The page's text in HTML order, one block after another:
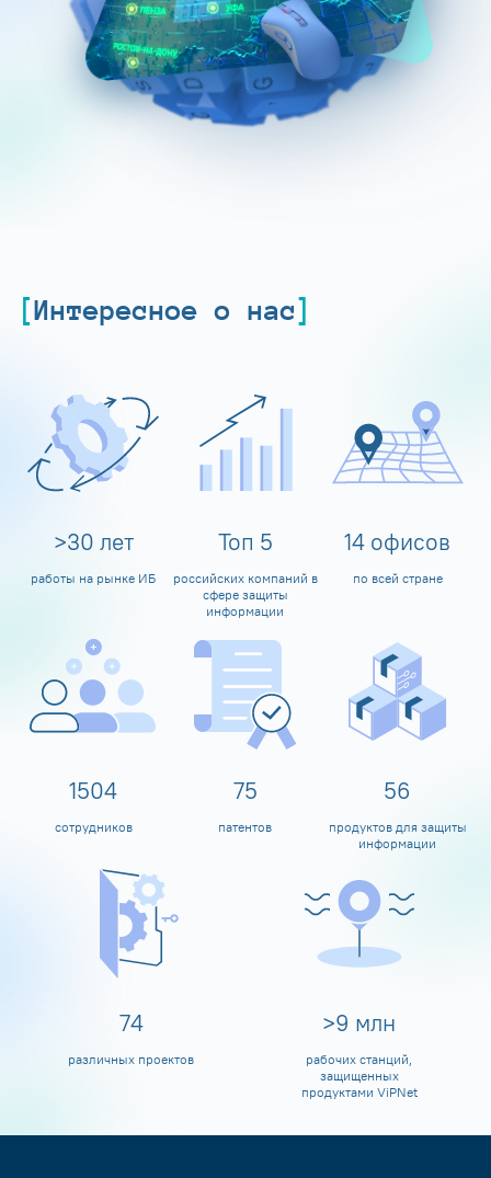
Интересное о нас
>30 лет
работы на рынке ИБ
Топ 5
российских компаний в
сфере защиты
информации
14 офисов
по всей стране
1600
сотрудников
80
патентов
60
продуктов для защиты
информации
80
различных проектов
>10 млн
рабочих станций,
защищенных
продуктами ViPNet